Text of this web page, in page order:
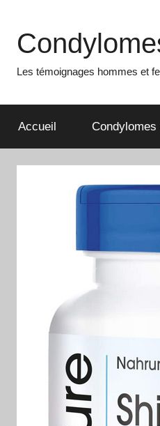
contenu
Les témoignages hommes et
Accueil Condylomes